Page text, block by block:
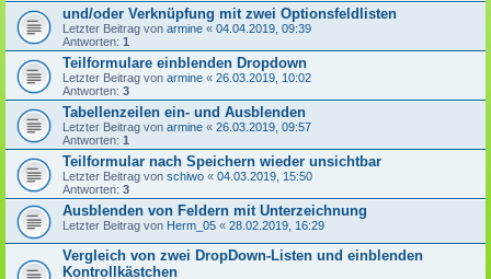
und/oder Verknüpfung mit zwei Optionsfeldlisten
Letzter Beitrag von armine « 04.04.2019, 09:39
Antworten: 1
Teilformulare einblenden Dropdown
Letzter Beitrag von armine « 26.03.2019, 10:02
Antworten: 3
Tabellenzeilen ein- und Ausblenden
Letzter Beitrag von armine « 26.03.2019, 09:57
Antworten: 1
Teilformular nach Speichern wieder unsichtbar
Letzter Beitrag von schiwo « 04.03.2019, 15:50
Antworten: 3
Ausblenden von Feldern mit Unterzeichnung
Letzter Beitrag von Herm_05 « 28.02.2019, 16:29
Vergleich von zwei DropDown-Listen und einblenden
Kontrollkästchen